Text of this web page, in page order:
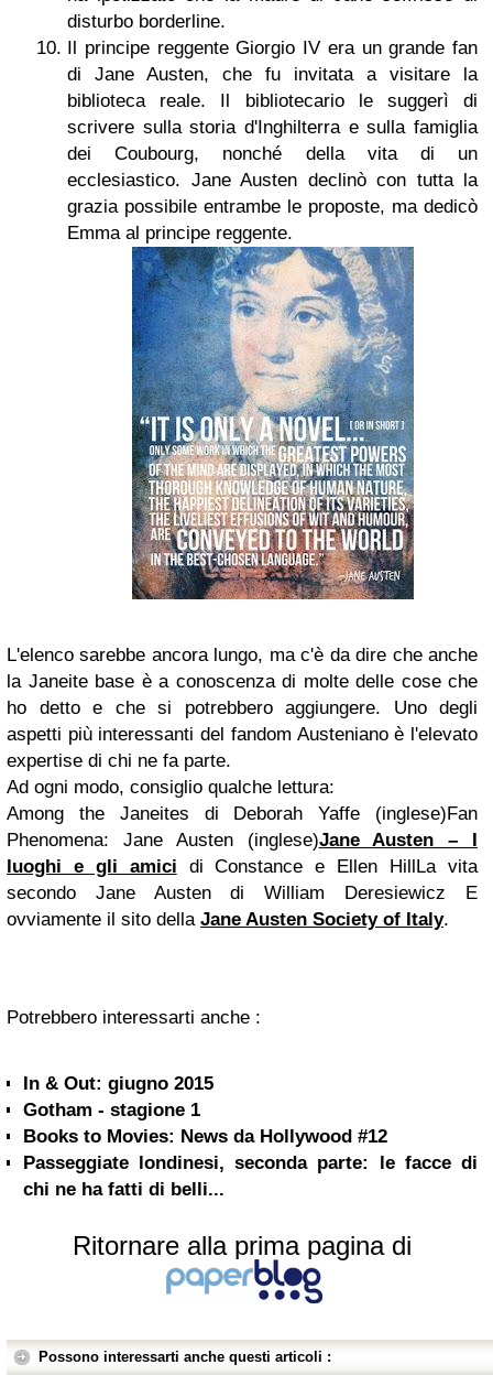
disturbo borderline.
Il principe reggente Giorgio IV era un grande fan
di Jane Austen, che fu invitata a visitare la
biblioteca reale. Il bibliotecario le suggerì di
scrivere sulla storia d'Inghilterra e sulla famiglia
dei Coubourg, nonché della vita di un
ecclesiastico. Jane Austen declinò con tutta la
grazia possibile entrambe le proposte, ma dedicò
Emma al principe reggente.
L'elenco sarebbe ancora lungo, ma c'è da dire che anche
la Janeite base è a conoscenza di molte delle cose che
ho detto e che si potrebbero aggiungere. Uno degli
aspetti più interessanti del fandom Austeniano è l'elevato
expertise di chi ne fa parte.
Ad ogni modo, consiglio qualche lettura:
Among the Janeites di Deborah Yaffe (inglese)Fan
Phenomena: Jane Austen (inglese)Jane Austen – I
luoghi e gli amici di Constance e Ellen HillLa vita
secondo Jane Austen di William Deresiewicz
E
ovviamente il sito della Jane Austen Society of Italy.
Potrebbero interessarti anche :
In & Out: giugno 2015
Gotham - stagione 1
Books to Movies: News da Hollywood #12
Passeggiate londinesi, seconda parte: le facce di
chi ne ha fatti di belli...
Ritornare alla prima pagina di
Possono interessarti anche questi articoli :